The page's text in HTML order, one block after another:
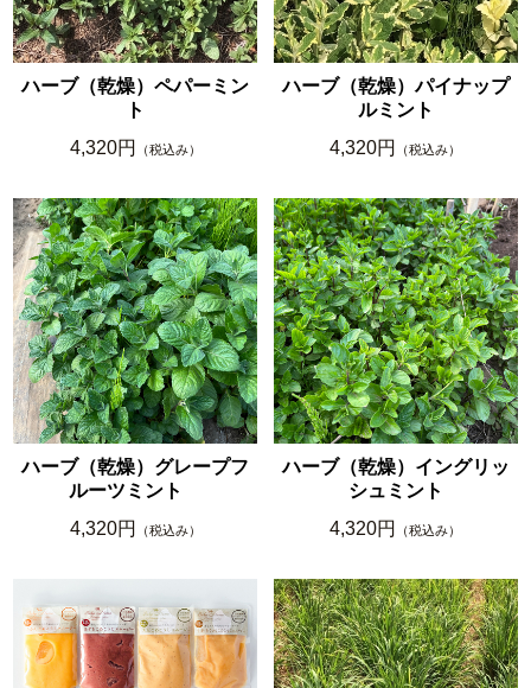
ハーブ（乾燥）ペパーミン
ト
4,320円
（税込み）
ハーブ（乾燥）パイナップ
ルミント
4,320円
（税込み）
ハーブ（乾燥）グレープフ
ルーツミント
4,320円
（税込み）
ハーブ（乾燥）イングリッ
シュミント
4,320円
（税込み）